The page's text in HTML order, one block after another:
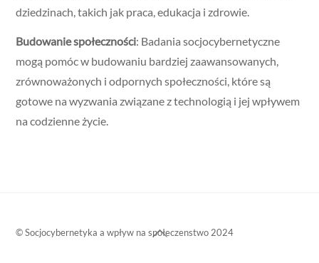
dziedzinach, takich jak praca, edukacja i zdrowie.
Budowanie społeczności: Badania socjocybernetyczne
mogą pomóc w budowaniu bardziej zaawansowanych,
zrównoważonych i odpornych społeczności, które są
gotowe na wyzwania związane z technologią i jej wpływem
na codzienne życie.
Back
© Socjocybernetyka a wpływ na społeczenstwo 2024